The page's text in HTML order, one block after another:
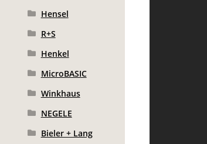
Hensel
R+S
Henkel
MicroBASIC
Winkhaus
NEGELE
Bieler + Lang